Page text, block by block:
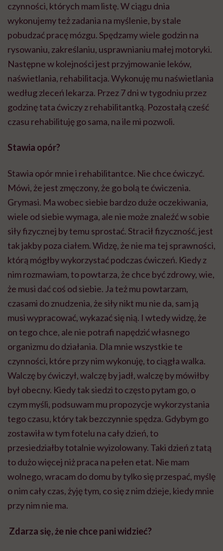
czynności, których mam listę. W ciągu dnia
wykonujemy też zadania na myślenie, by stale
pobudzać pracę mózgu. Spędzamy wiele godzin na
rysowaniu, zakreślaniu, usprawnianiu małej motoryki.
Następne w kolejności jest przyjmowanie leków,
naświetlania, rehabilitacja. Wykonuję mu naświetlania
według zleceń lekarza. Przez 7 dni w tygodniu przez
godzinę tata ćwiczy z rehabilitantką. Pozostałą cześć
czasu rehabilituję go sama, na ile mi pozwoli.
Stawia opór?
Stawia opór mnie i rehabilitantce. Nie chce ćwiczyć.
Mówi, że jest zmęczony, że go bolą te ćwiczenia.
Grymasi. Ma wobec siebie bardzo duże oczekiwania,
wiele od siebie wymaga, ale nie może znaleźć w sobie
siły fizycznej by temu sprostać. Stracił fizyczność, jest
tak jakby poza ciałem. Widzę, że nie ma tej sprawności,
którą mógłby wykorzystać podczas ćwiczeń. Kiedy z
nim rozmawiam, to powtarza, że chce być zdrowy, wie,
że musi dać coś od siebie. Ja też mu powtarzam,
czasami do znudzenia, że siły nikt mu nie da, sam ją
musi wypracować, wykazać się nią. I wtedy widzę, że
on tego chce, ale nie potrafi napędzić własnego
organizmu do działania. Dla mnie wszystkie te
czynności, które przy nim wykonuję, to ciągła walka.
Walczę by ćwiczył, walczę by jadł, walczę by mówiłby
był obecny. Kiedy tak siedzi to często pytam go, o
czym myśli, podsuwam mu propozycje wykorzystania
tego czasu, który tak bezczynnie spędza. Gdybym go
zostawiła w tym fotelu na cały dzień, to
przesiedziałby totalnie wyizolowany. Taki dzień z tatą
to dużo więcej niż praca na pełen etat. Nie mam
wolnego, wracam do domu by tylko się przespać, myślę
o nim cały czas, żyję tym, co się z nim dzieje, kiedy mnie
przy nim nie ma.
Zdarza się, że nie chce pani widzieć?